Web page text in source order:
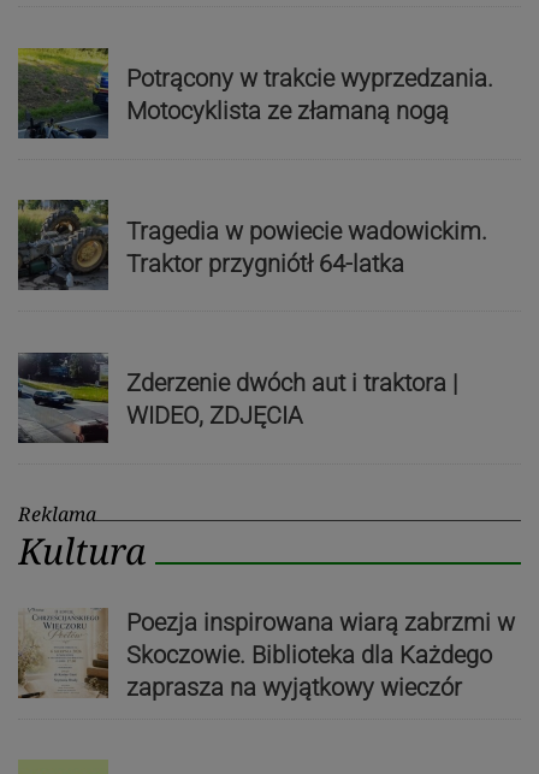
Potrącony w trakcie wyprzedzania.
Motocyklista ze złamaną nogą
Tragedia w powiecie wadowickim.
Traktor przygniótł 64-latka
Zderzenie dwóch aut i traktora |
WIDEO, ZDJĘCIA
Reklama
Kultura
Poezja inspirowana wiarą zabrzmi w
Skoczowie. Biblioteka dla Każdego
zaprasza na wyjątkowy wieczór